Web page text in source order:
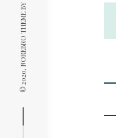
© 2020, NOREBRO THEME BY